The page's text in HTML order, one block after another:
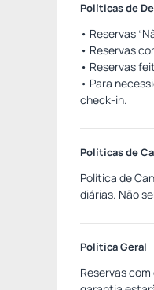
Políticas de
• Reservas
• Reservas
• Reservas
• Para
check-in.
Políticas de
Política de
diárias. Não
Política Geral
Reservas